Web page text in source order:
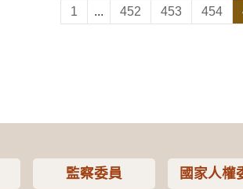
1 ... 452 453 454
監察委員 國家人權